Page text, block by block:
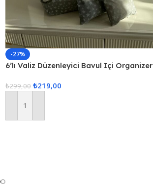
-27%
6’lı Valiz Düzenleyici Bavul Içi Organizer
₺299,00 ₺219,00
Sepete Ekle